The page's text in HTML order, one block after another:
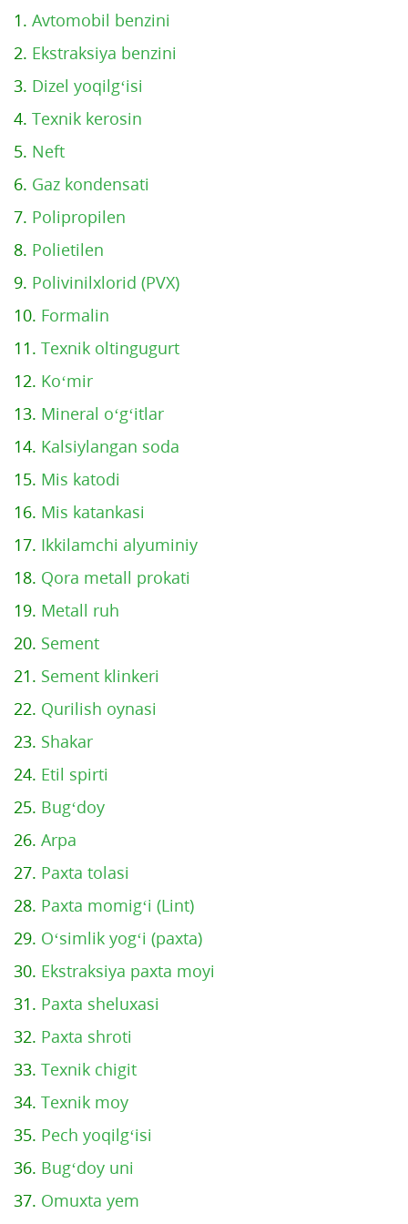
1. Avtomobil benzini
2. Ekstraksiya benzini
3. Dizel yoqilg‘isi
4. Texnik kerosin
5. Neft
6. Gaz kondensati
7. Polipropilen
8. Polietilen
9. Polivinilxlorid (PVX)
10. Formalin
11. Texnik oltingugurt
12. Ko‘mir
13. Mineral o‘g‘itlar
14. Kalsiylangan soda
15. Mis katodi
16. Mis katankasi
17. Ikkilamchi alyuminiy
18. Qora metall prokati
19. Metall ruh
20. Sement
21. Sement klinkeri
22. Qurilish oynasi
23. Shakar
24. Etil spirti
25. Bug‘doy
26. Arpa
27. Paxta tolasi
28. Paxta momig‘i (Lint)
29. O‘simlik yog‘i (paxta)
30. Ekstraksiya paxta moyi
31. Paxta sheluxasi
32. Paxta shroti
33. Texnik chigit
34. Texnik moy
35. Pech yoqilg‘isi
36. Bug‘doy uni
37. Omuxta yem